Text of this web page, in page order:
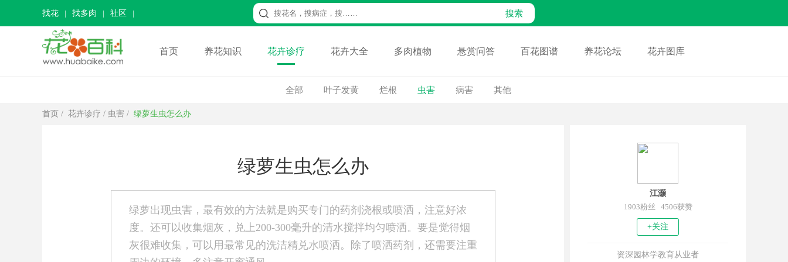
找花 找多肉 社区
首页 养花知识 花卉诊疗 花卉大全 多肉植物 悬赏问答 百花图谱 养花论坛 花卉图库
全部 叶子发黄 烂根 虫害 病害 其他
首页 / 花卉诊疗 / 虫害 / 绿萝生虫怎么办
绿萝生虫怎么办
绿萝出现虫害，最有效的方法就是购买专门的药剂浇根或喷洒，注意好浓
度。还可以收集烟灰，兑上200-300毫升的清水搅拌均匀喷洒。要是觉得烟
灰很难收集，可以用最常见的洗洁精兑水喷洒。除了喷洒药剂，还需要注重
江灏
1903粉丝 4506获赞
+关注
资深园林学教育从业者